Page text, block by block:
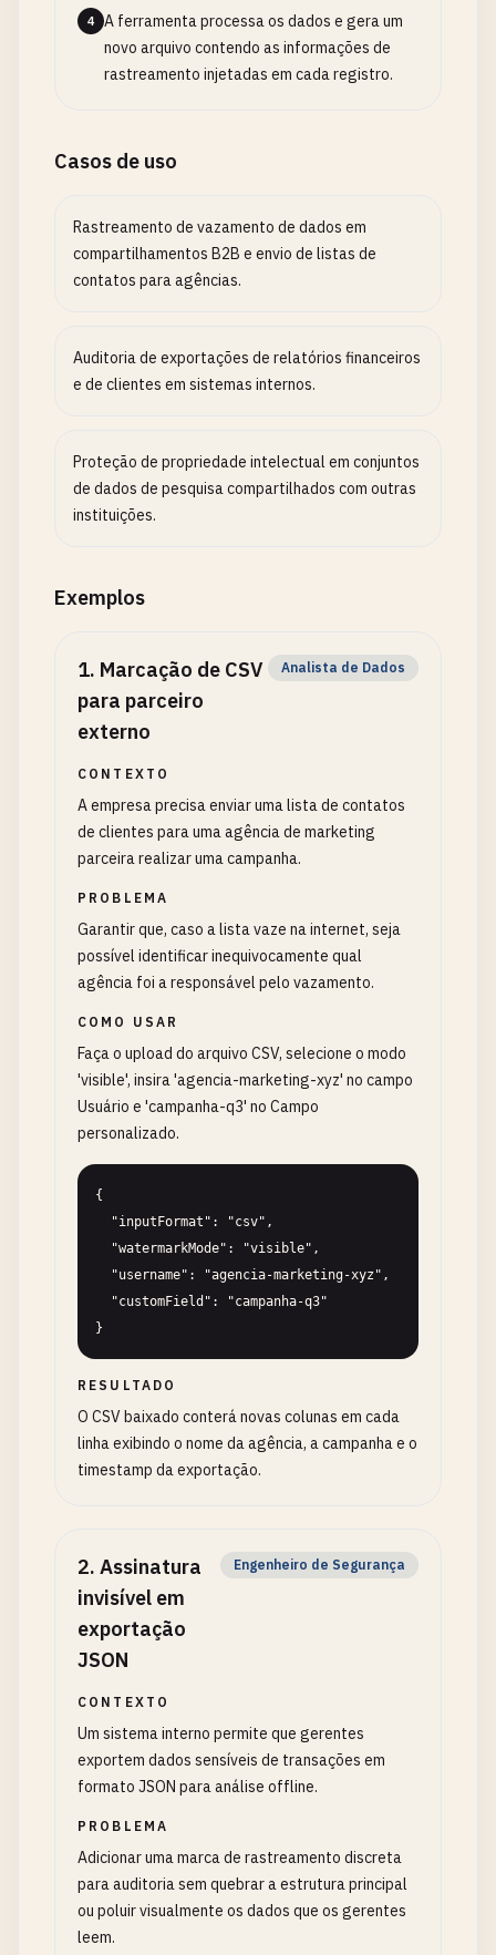
4
A ferramenta processa os dados e gera um
novo arquivo contendo as informações de
rastreamento injetadas em cada registro.
Casos de uso
Rastreamento de vazamento de dados em
compartilhamentos B2B e envio de listas de
contatos para agências.
Auditoria de exportações de relatórios financeiros
e de clientes em sistemas internos.
Proteção de propriedade intelectual em conjuntos
de dados de pesquisa compartilhados com outras
instituições.
Exemplos
1. Marcação de CSV
para parceiro
externo
Analista de Dados
CONTEXTO
A empresa precisa enviar uma lista de contatos
de clientes para uma agência de marketing
parceira realizar uma campanha.
PROBLEMA
Garantir que, caso a lista vaze na internet, seja
possível identificar inequivocamente qual
agência foi a responsável pelo vazamento.
COMO USAR
Faça o upload do arquivo CSV, selecione o modo
'visible', insira 'agencia-marketing-xyz' no campo
Usuário e 'campanha-q3' no Campo
personalizado.
{
}
RESULTADO
O CSV baixado conterá novas colunas em cada
linha exibindo o nome da agência, a campanha e o
timestamp da exportação.
2. Assinatura
invisível em
exportação
JSON
Engenheiro de Segurança
CONTEXTO
Um sistema interno permite que gerentes
exportem dados sensíveis de transações em
formato JSON para análise offline.
PROBLEMA
Adicionar uma marca de rastreamento discreta
para auditoria sem quebrar a estrutura principal
ou poluir visualmente os dados que os gerentes
leem.